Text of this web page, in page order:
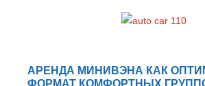
АРЕНДА МИНИВЭНА КАК
ФОРМАТ КОМФОРТНЫХ